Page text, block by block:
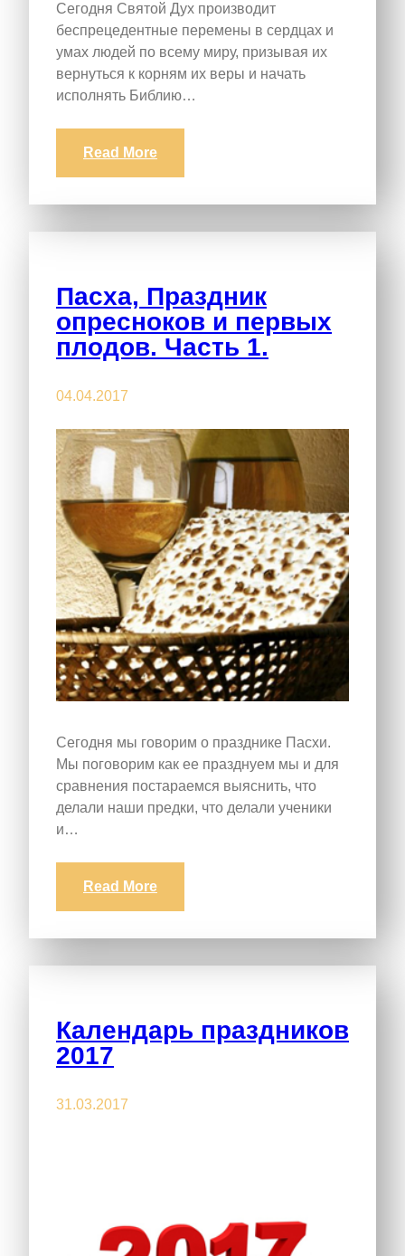
Сегодня Святой Дух производит
беспрецедентные перемены в сердцах и
умах людей по всему миру, призывая их
вернуться к корням их веры и начать
исполнять Библию…
Read More
Пасха, Праздник
опресноков и первых
плодов. Часть 1.
04.04.2017
Сегодня мы говорим о празднике Пасхи.
Мы поговорим как ее празднуем мы и для
сравнения постараемся выяснить, что
делали наши предки, что делали ученики
и…
Read More
Календарь праздников
2017
31.03.2017